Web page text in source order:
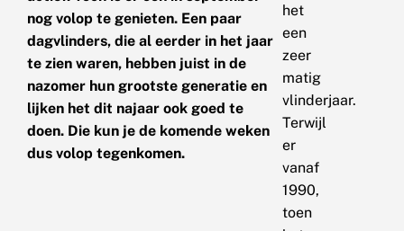
nog volop te genieten. Een paar
dagvlinders, die al eerder in het jaar
te zien waren, hebben juist in de
nazomer hun grootste generatie en
lijken het dit najaar ook goed te
doen. Die kun je de komende weken
dus volop tegenkomen.
het
een
zeer
matig
vlinderjaar.
Terwijl
er
vanaf
1990,
toen